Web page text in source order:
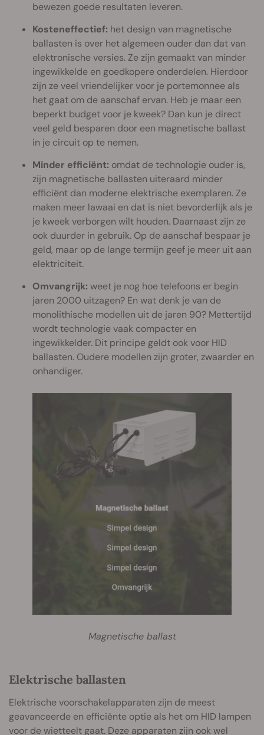
bewezen goede resultaten leveren.
Kosteneffectief: het design van magnetische
ballasten is over het algemeen ouder dan dat van
elektronische versies. Ze zijn gemaakt van minder
ingewikkelde en goedkopere onderdelen. Hierdoor
zijn ze veel vriendelijker voor je portemonnee als
het gaat om de aanschaf ervan. Heb je maar een
beperkt budget voor je kweek? Dan kun je direct
veel geld besparen door een magnetische ballast
in je circuit op te nemen.
Minder efficiënt: omdat de technologie ouder is,
zijn magnetische ballasten uiteraard minder
efficiënt dan moderne elektrische exemplaren. Ze
maken meer lawaai en dat is niet bevorderlijk als je
je kweek verborgen wilt houden. Daarnaast zijn ze
ook duurder in gebruik. Op de aanschaf bespaar je
geld, maar op de lange termijn geef je meer uit aan
elektriciteit.
Omvangrijk: weet je nog hoe telefoons er begin
jaren 2000 uitzagen? En wat denk je van de
monolithische modellen uit de jaren 90? Mettertijd
wordt technologie vaak compacter en
ingewikkelder. Dit principe geldt ook voor HID
ballasten. Oudere modellen zijn groter, zwaarder en
onhandiger.
Magnetische ballast
Elektrische ballasten
Elektrische voorschakelapparaten zijn de meest
geavanceerde en efficiënte optie als het om HID lampen
voor de wietteelt gaat. Deze apparaten zijn ook wel